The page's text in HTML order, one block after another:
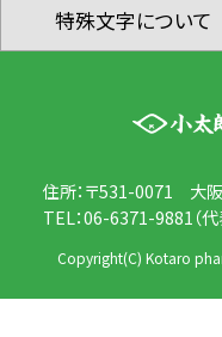
特殊文字について
住所：〒531-0071 大
TEL：06-6371-9881（代
Copyright(C) Kotaro